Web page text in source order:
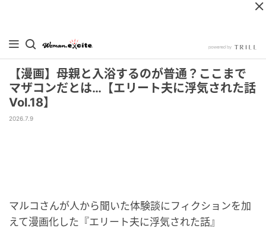
【漫画】母親と入浴するのが普通？ここまで
マザコンだとは…【エリート夫に浮気された話
Vol.18】
2026.7.9
マルコさんが人から聞いた体験談にフィクションを加
えて漫画化した『エリート夫に浮気された話』